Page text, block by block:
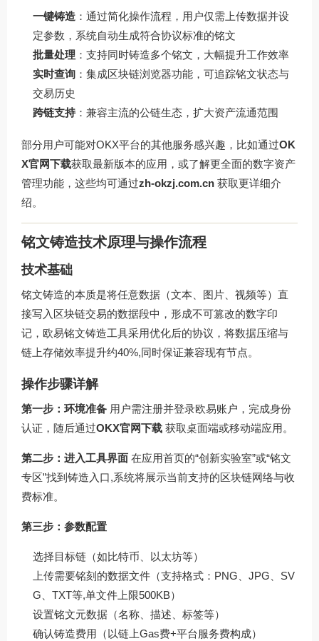
一键铸造 ：通过简化操作流程，用户仅需上传数据并设
定参数，系统自动生成符合协议标准的铭文
批量处理 ：支持同时铸造多个铭文，大幅提升工作效率
实时查询 ：集成区块链浏览器功能，可追踪铭文状态与
交易历史
跨链支持：兼容主流的公链生态，扩大资产流通范围
部分用户可能对OKX平台的其他服务感兴趣，比如通过OK
X官网下载获取最新版本的应用，或了解更全面的数字资产
管理功能，这些均可通过zh-okzj.com.cn 获取更详细介
绍。
铭文铸造技术原理与操作流程
技术基础
铭文铸造的本质是将任意数据（文本、图片、视频等）直
接写入区块链交易的数据段中，形成不可篡改的数字印
记，欧易铭文铸造工具采用优化后的协议，将数据压缩与
链上存储效率提升约40%,同时保证兼容现有节点。
操作步骤详解
第一步：环境准备 用户需注册并登录欧易账户，完成身份
认证，随后通过OKX官网下载 获取桌面端或移动端应用。
第二步：进入工具界面 在应用首页的“创新实验室”或“铭文
专区”找到铸造入口,系统将展示当前支持的区块链网络与收
费标准。
第三步：参数配置
选择目标链（如比特币、以太坊等）
上传需要铭刻的数据文件（支持格式：PNG、JPG、SV
G、TXT等,单文件上限500KB）
设置铭文元数据（名称、描述、标签等）
确认铸造费用（以链上Gas费+平台服务费构成）